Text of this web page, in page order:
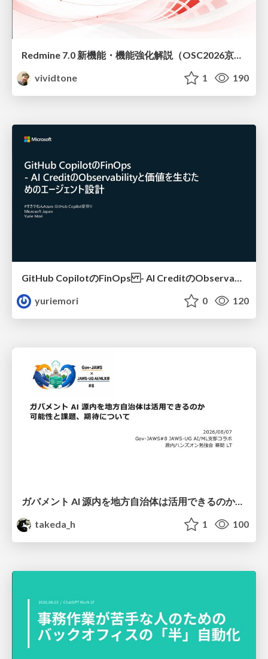
Redmine 7.0 新機能・機能強化解説（OSC2026京都ダイジェスト版）
vividtone
1 190
GitHub CopilotのFinOps - AI CreditのObservabilityと価値を生むためのエージェント設計
yuriemori
0 120
ガバメント AI 源内を地方自治体は活用できるのか 可能性と課題、期待について
takeda_h
1 100